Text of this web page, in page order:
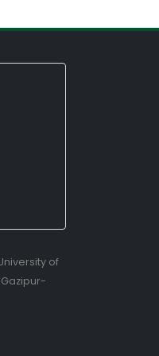
of